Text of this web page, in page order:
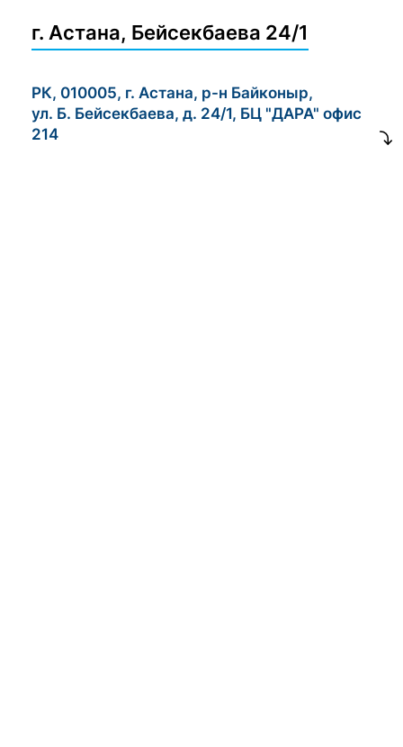
г. Астана, Бейсекбаева 24/1
РК, 010005, г. Астана, р-н Байконыр,
ул. Б. Бейсекбаева, д. 24/1, БЦ "ДАРА" офис
214